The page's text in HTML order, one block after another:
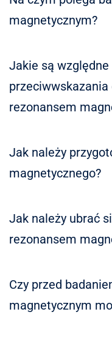
magnetycznym?
Jakie są
przeciwwskazania
rezonansem
Jak należy
magnetycznego?
Jak należy ubrać
rezonansem
Czy przed
magnetycznym